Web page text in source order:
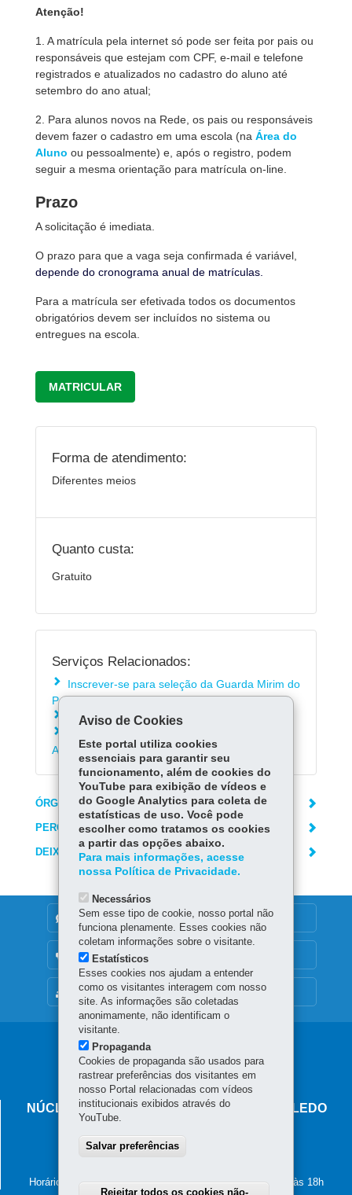
Atenção!
1. A matrícula pela internet só pode ser feita por pais ou
responsáveis que estejam com CPF, e-mail e telefone
registrados e atualizados no cadastro do aluno até
setembro do ano atual;
2. Para alunos novos na Rede, os pais ou responsáveis
devem fazer o cadastro em uma escola (na Área do
Aluno ou pessoalmente) e, após o registro, podem
seguir a mesma orientação para matrícula on-line.
Prazo
A solicitação é imediata.
O prazo para que a vaga seja confirmada é variável,
depende do cronograma anual de matrículas.
Para a matrícula ser efetivada todos os documentos
obrigatórios devem ser incluídos no sistema ou
entregues na escola.
MATRICULAR
Forma de atendimento:
Diferentes meios
Quanto custa:
Gratuito
Serviços Relacionados:
Inscrever-se para seleção da Guarda Mirim do
Paraná
Consultar a Rede de Ensino do Paraná
Adultos - EJA
ÓRGÃO RESPONSÁVEL
PERGUNTAS FREQUENTES
DEIXE SUA OPINIÃO
MAPA DO SITE
DENUNCIE CORRUPÇÃO
OUVIDORIA
Navegação
principal
NÚCLEO REGIONAL DE EDUCAÇÃO DE TOLEDO
85.900-180-Toledo
Horário de atendimento: de segunda a sexta-feira, das 8h às 18h
Aviso de Cookies
Este portal utiliza cookies
essenciais para garantir seu
funcionamento, além de cookies do
YouTube para exibição de vídeos e
do Google Analytics para coleta de
estatísticas de uso. Você pode
escolher como tratamos os cookies
a partir das opções abaixo.
Para mais informações, acesse
nossa Política de Privacidade.
Necessários
Sem esse tipo de cookie, nosso portal não
funciona plenamente. Esses cookies não
coletam informações sobre o visitante.
Estatísticos
Esses cookies nos ajudam a entender
como os visitantes interagem com nosso
site. As informações são coletadas
anonimamente, não identificam o
visitante.
Propaganda
Cookies de propaganda são usados para
rastrear preferências dos visitantes em
nosso Portal relacionadas com vídeos
institucionais exibidos através do
YouTube.
Salvar preferências
Rejeitar todos os cookies não-